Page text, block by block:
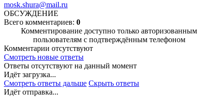
mosk.shura@mail.ru
ОБСУЖДЕНИЕ
Всего комментариев: 0
Комментирование доступно только авторизованным
пользователям с подтверждённым телефоном
Комментарии отсутствуют
Смотреть новые ответы
Ответы отсутствуют на данный момент
Идёт загрузка...
Смотреть ответы дальше Скрыть ответы
Идёт отправка...